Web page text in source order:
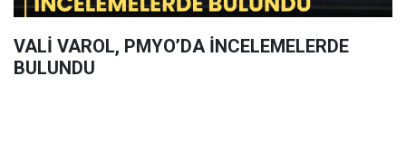
VALİ VAROL, PMYO’DA İNCELEMELERDE
BULUNDU